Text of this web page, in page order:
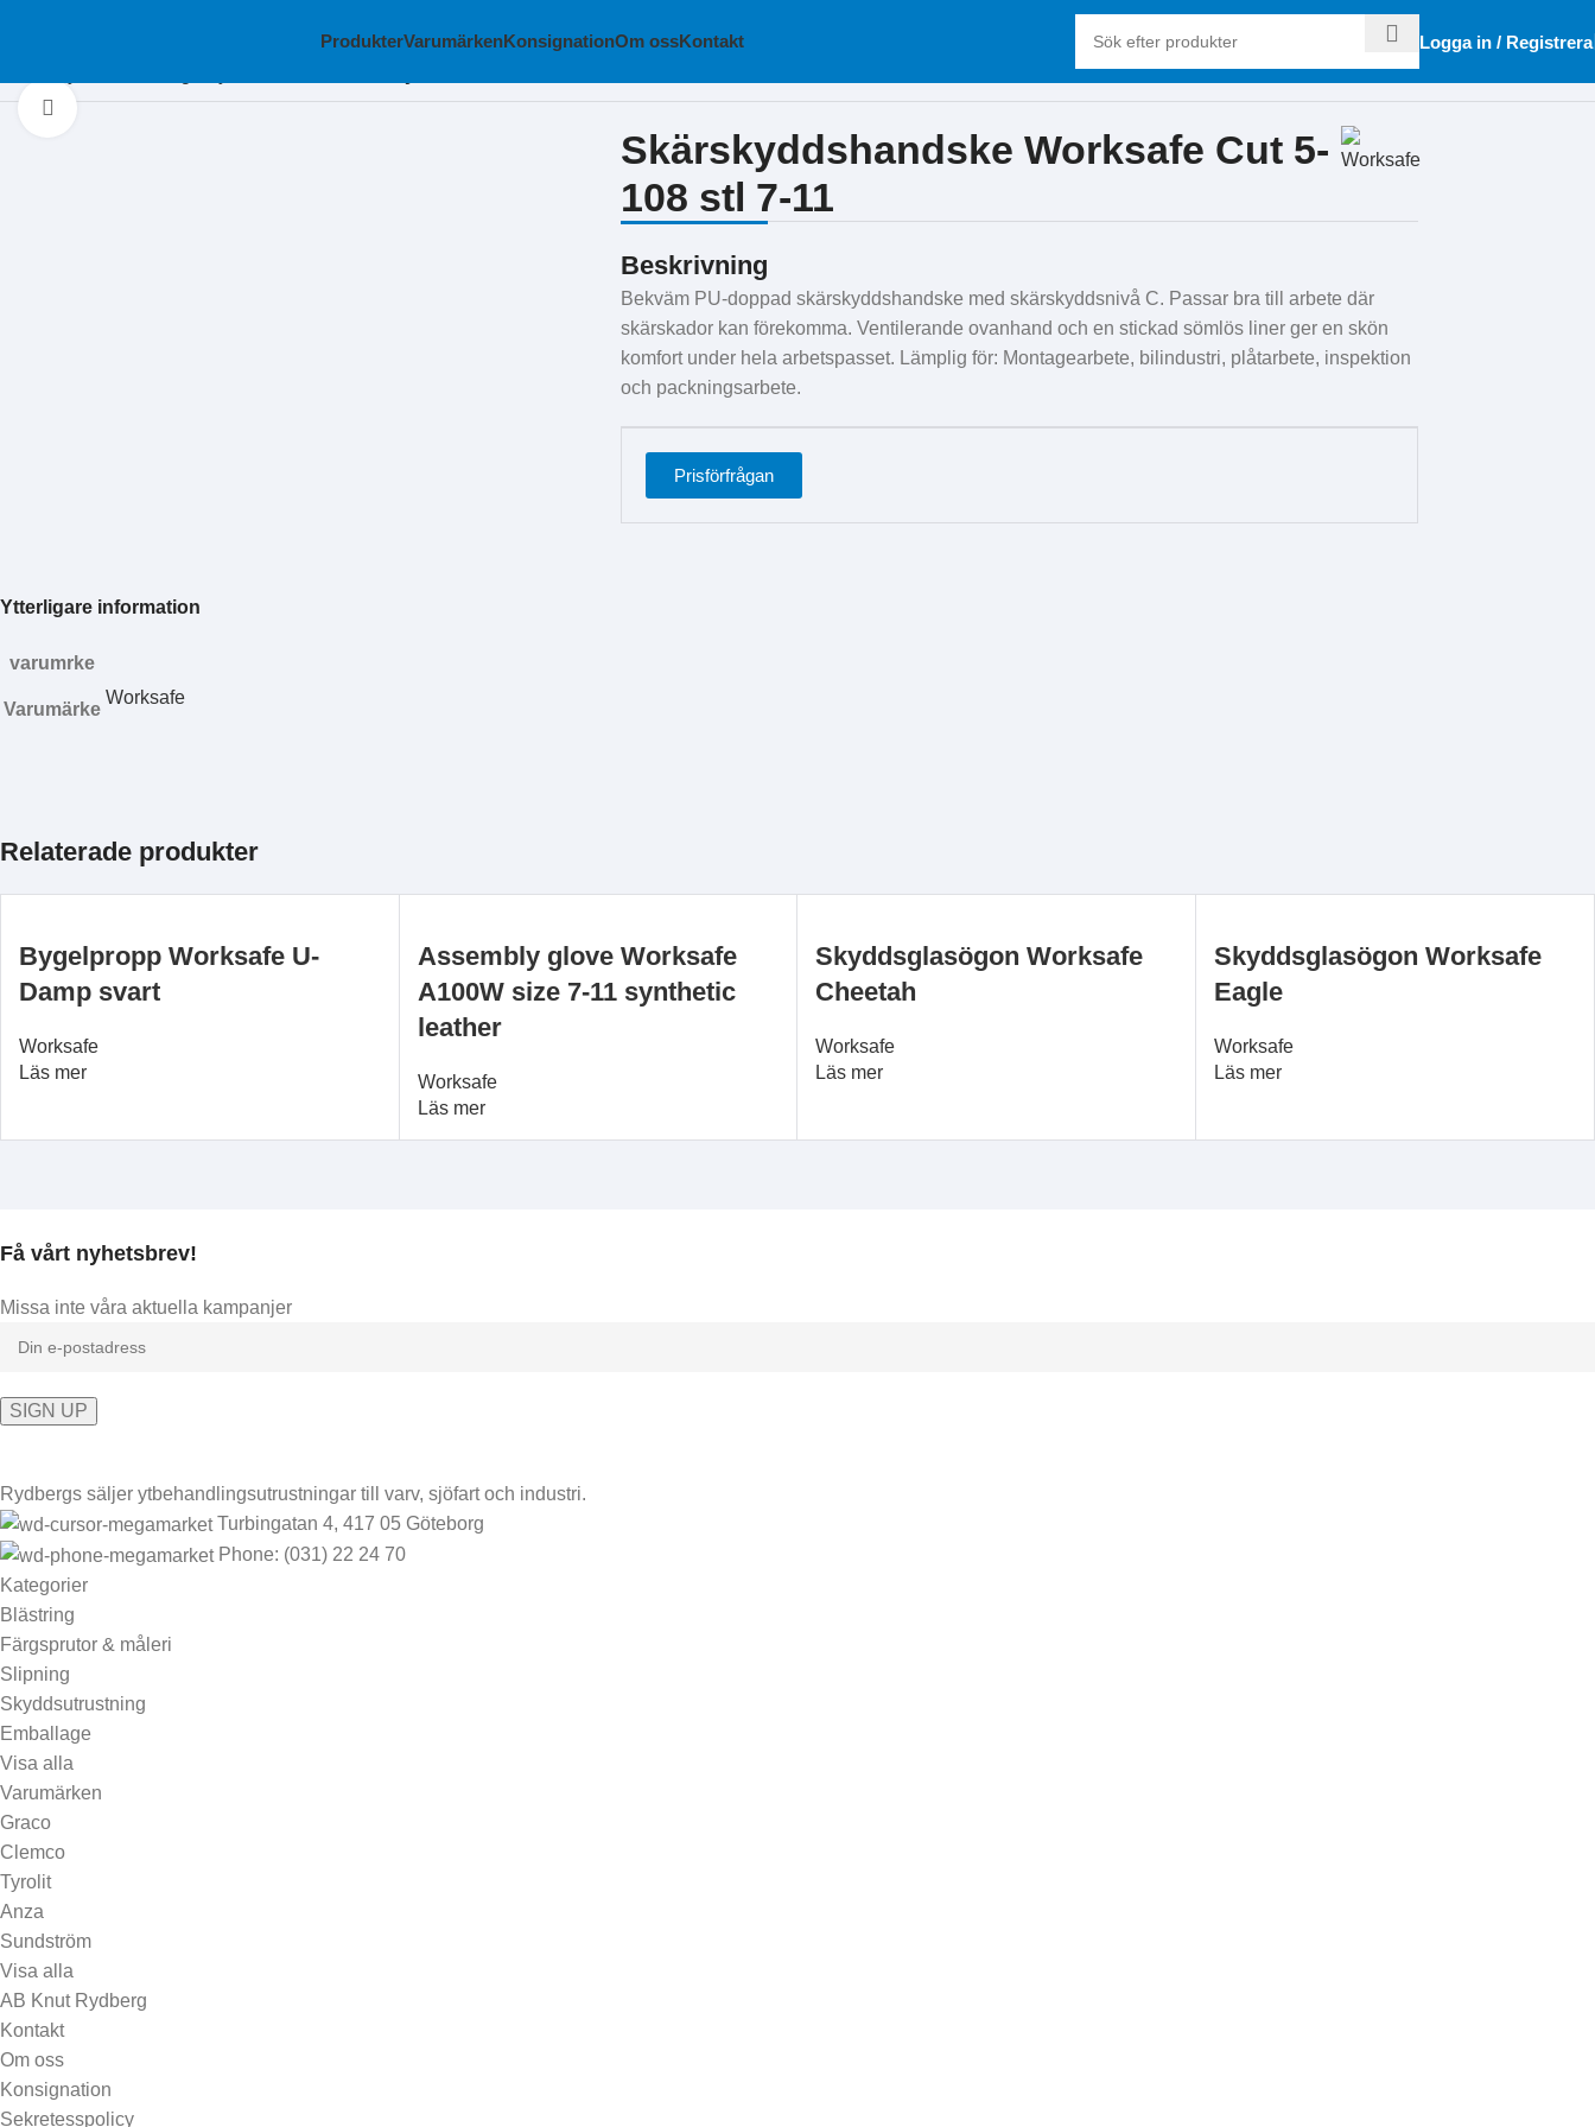
ProdukterVarumärkenKonsignationOm ossKontakt
Logga in / Registrera
Klicka för att förstora
Skärskyddshandske Worksafe Cut 5-
108 stl 7-11
Beskrivning
Bekväm PU-doppad skärskyddshandske med skärskyddsnivå C. Passar bra till arbete där
skärskador kan förekomma. Ventilerande ovanhand och en stickad sömlös liner ger en skön
komfort under hela arbetspasset. Lämplig för: Montagearbete, bilindustri, plåtarbete, inspektion
och packningsarbete.
Prisförfrågan
Ytterligare information
varumrke
Varumärke
Worksafe
Relaterade produkter
Bygelpropp Worksafe U-
Damp svart
Worksafe
Läs mer
Assembly glove Worksafe
A100W size 7-11 synthetic
leather
Worksafe
Läs mer
Skyddsglasögon Worksafe
Cheetah
Worksafe
Läs mer
Skyddsglasögon Worksafe
Eagle
Worksafe
Läs mer
Få vårt nyhetsbrev!
Missa inte våra aktuella kampanjer
Rydbergs säljer ytbehandlingsutrustningar till varv, sjöfart och industri.
Turbingatan 4, 417 05 Göteborg
Phone: (031) 22 24 70
Kategorier
Blästring
Färgsprutor & måleri
Slipning
Skyddsutrustning
Emballage
Visa alla
Varumärken
Graco
Clemco
Tyrolit
Anza
Sundström
Visa alla
AB Knut Rydberg
Kontakt
Om oss
Konsignation
Sekretesspolicy